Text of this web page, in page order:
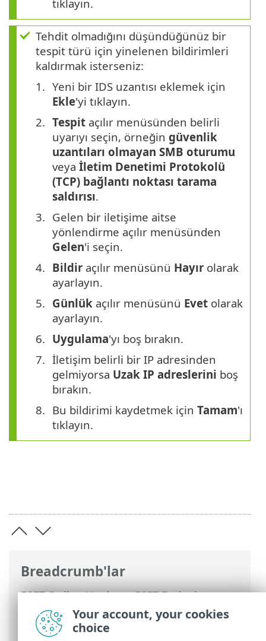
Breadcrumb'lar
ESET Online Yardım>ESET Endpoint
Security
>Gelişmiş ayarlar>Korumalar>
Ağ erişimi koruması
Ağ saldırısına karşı
tıklayın.
Tehdit olmadığını düşündüğünüz bir
tespit türü için yinelenen bildirimleri
kaldırmak isterseniz:
Yeni bir IDS uzantısı eklemek için
Ekle'yi tıklayın.
Tespit açılır menüsünden belirli
uyarıyı seçin, örneğin güvenlik
uzantıları olmayan SMB oturumu
veya İletim Denetimi Protokolü
(TCP) bağlantı noktası tarama
saldırısı.
Gelen bir iletişime aitse
yönlendirme açılır menüsünden
Gelen'i seçin.
Bildir açılır menüsünü Hayır olarak
ayarlayın.
Günlük açılır menüsünü Evet olarak
ayarlayın.
Uygulama'yı boş bırakın.
İletişim belirli bir IP adresinden
gelmiyorsa Uzak IP adreslerini boş
bırakın.
Bu bildirimi kaydetmek için Tamam'ı
tıklayın.
Your account, your cookies
choice